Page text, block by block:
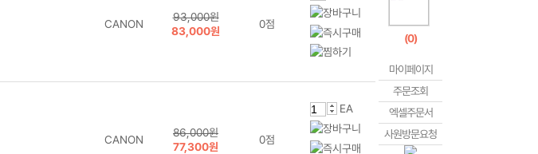
CANON
93,000원
83,000원
0점
CANON
86,000원
77,300원
0점
EA
(0)
마이페이지
주문조회
엑셀주문서
사원방문요청